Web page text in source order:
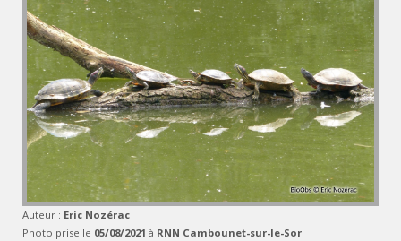
Auteur : Eric Nozérac
Photo prise le 05/08/2021 à RNN Cambounet-sur-le-Sor